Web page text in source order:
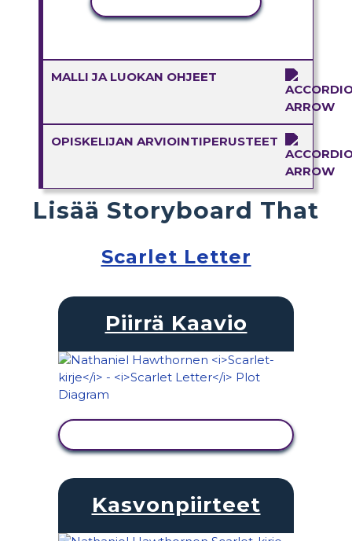
MALLI JA LUOKAN OHJEET
OPISKELIJAN ARVIOINTIPERUSTEET
Lisää Storyboard That
Scarlet Letter
Piirrä Kaavio
Kasvonpiirteet